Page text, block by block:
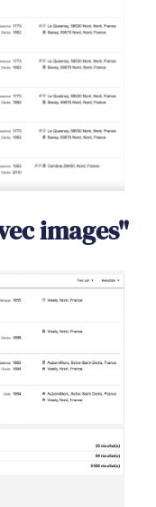
images"